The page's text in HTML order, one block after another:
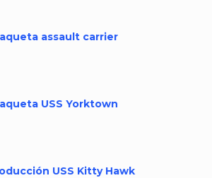
assault carrier
USS Yorktown
USS Kitty Hawk